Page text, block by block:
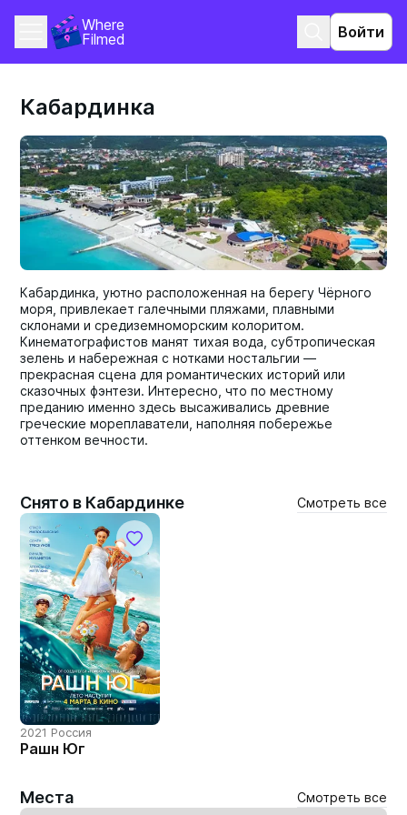
Where
Filmed
Войти
Кабардинка
Кабардинка, уютно расположенная на берегу Чёрного
моря, привлекает галечными пляжами, плавными
склонами и средиземноморским колоритом.
Кинематографистов манят тихая вода, субтропическая
зелень и набережная с нотками ностальгии —
прекрасная сцена для романтических историй или
сказочных фэнтези. Интересно, что по местному
преданию именно здесь высаживались древние
греческие мореплаватели, наполняя побережье
оттенком вечности.
Снято в Кабардинке Смотреть все
2021 Россия
Рашн Юг
Места Смотреть все